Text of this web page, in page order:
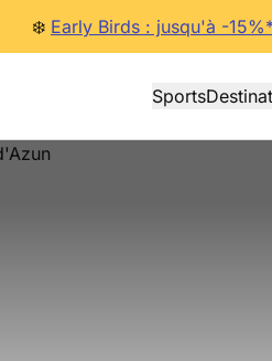
❄️ Early Birds : jusqu'à -
Sports